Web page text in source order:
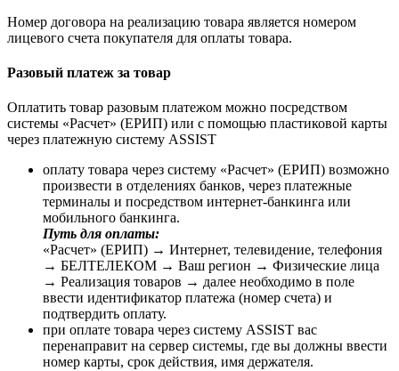
Номер договора на реализацию товара является номером
лицевого счета покупателя для оплаты товара.
Разовый платеж за товар
Оплатить товар разовым платежом можно посредством
системы «Расчет» (ЕРИП) или с помощью пластиковой карты
через платежную систему ASSIST
оплату товара через систему «Расчет» (ЕРИП) возможно
произвести в отделениях банков, через платежные
терминалы и посредством интернет-банкинга или
мобильного банкинга.
Путь для оплаты:
«Расчет» (ЕРИП) → Интернет, телевидение, телефония
→ БЕЛТЕЛЕКОМ → Ваш регион → Физические лица
→ Реализация товаров → далее необходимо в поле
ввести идентификатор платежа (номер счета) и
подтвердить оплату.
при оплате товара через систему ASSIST вас
перенаправит на сервер системы, где вы должны ввести
номер карты, срок действия, имя держателя.